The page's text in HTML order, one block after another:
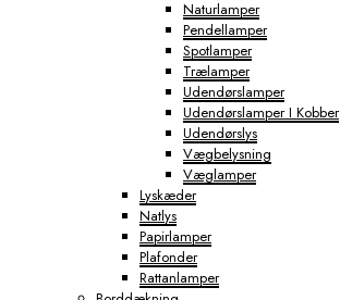
Naturlamper
Pendellamper
Spotlamper
Trælamper
Udendørslamper
Udendørslamper I Kobber
Udendørslys
Vægbelysning
Væglamper
Lyskæder
Natlys
Papirlamper
Plafonder
Rattanlamper